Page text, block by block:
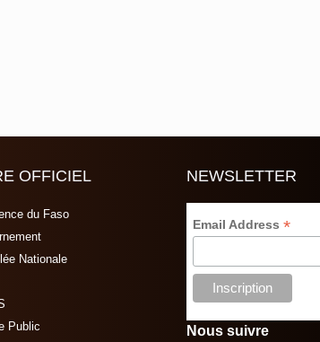
OFFICIEL
du Faso
Nationale
Public
NEWSLETTER
Email Address*
Nous suivre